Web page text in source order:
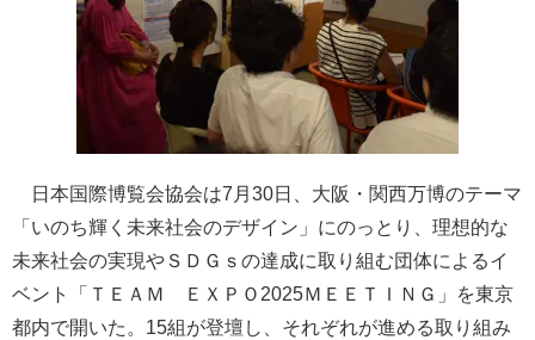
日本国際博覧会協会は7月30日、大阪・関西万博のテーマ
「いのち輝く未来社会のデザイン」にのっとり、理想的な
未来社会の実現やＳＤＧｓの達成に取り組む団体によるイ
ベント「ＴＥＡＭ ＥＸＰＯ2025ＭＥＥＴＩＮＧ」を東京
都内で開いた。15組が登壇し、それぞれが進める取り組み